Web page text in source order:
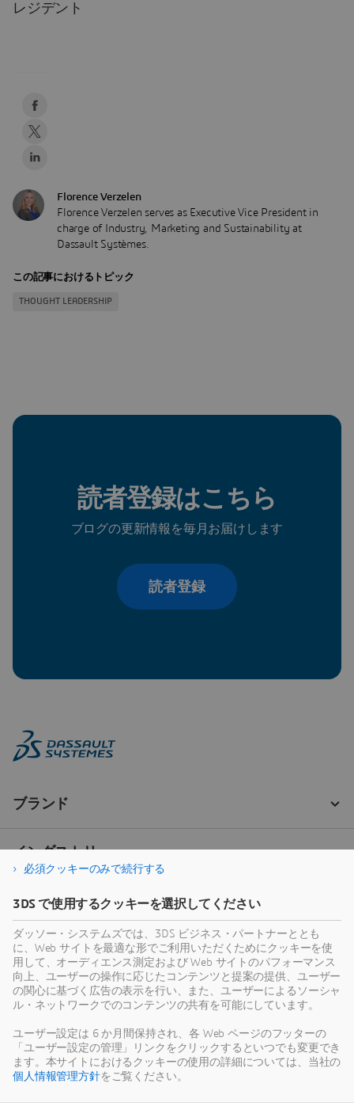
レジデント
Florence Verzelen
Florence Verzelen serves as Executive Vice President in
charge of Industry, Marketing and Sustainability at
Dassault Systèmes.
この記事におけるトピック
THOUGHT LEADERSHIP
読者登録はこちら
ブログの更新情報を毎月お届けします
読者登録
必須クッキーのみで続行する
3DS で使用するクッキーを選択してください
ダッソー・システムズでは、3DS ビジネス・パートナーととも
に、Web サイトを最適な形でご利用いただくためにクッキーを使
用して、オーディエンス測定および Web サイトのパフォーマンス
向上、ユーザーの操作に応じたコンテンツと提案の提供、ユーザー
の関心に基づく広告の表示を行い、また、ユーザーによるソーシャ
ル・ネットワークでのコンテンツの共有を可能にしています。
ユーザー設定は 6 か月間保持され、各 Web ページのフッターの
「ユーザー設定の管理」リンクをクリックするといつでも変更でき
ます。本サイトにおけるクッキーの使用の詳細については、当社の
個人情報管理方針をご覧ください。